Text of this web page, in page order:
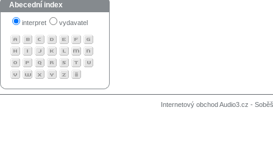
Abecední index
interpret vydavatel
Internetový obchod Audio3.cz -